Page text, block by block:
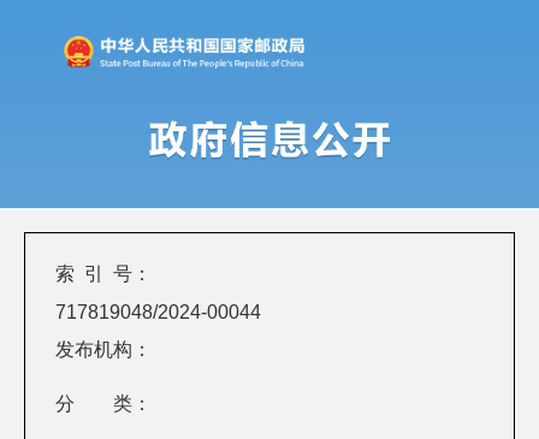
索 引 号：
717819048/2024-00044
发布机构：
分 类：